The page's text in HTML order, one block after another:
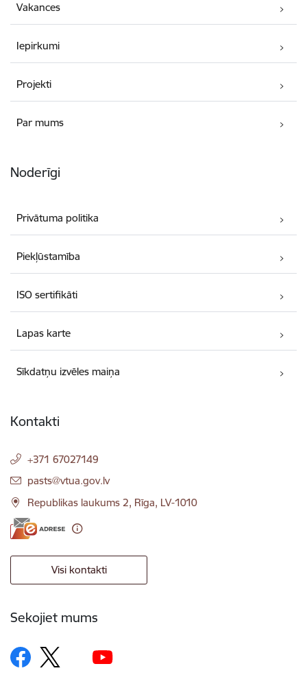
Vakances
Iepirkumi
Projekti
Par mums
Noderīgi
Privātuma politika
Piekļūstamība
ISO sertifikāti
Lapas karte
Sīkdatņu izvēles maiņa
Kontakti
+371 67027149
E-pasts:
pasts@vtua.gov.lv
Republikas laukums 2, Rīga, LV-1010
Visi kontakti
Sekojiet mums